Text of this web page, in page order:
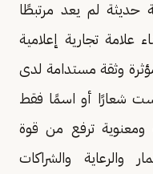
لم يعد مرتبطًا
علامة تجارية إعلامية
وثقة مستدامة لدى
شعارًا أو اسمًا فقط
ومعنوية ترفع من قوة
والرعاية والشراكات